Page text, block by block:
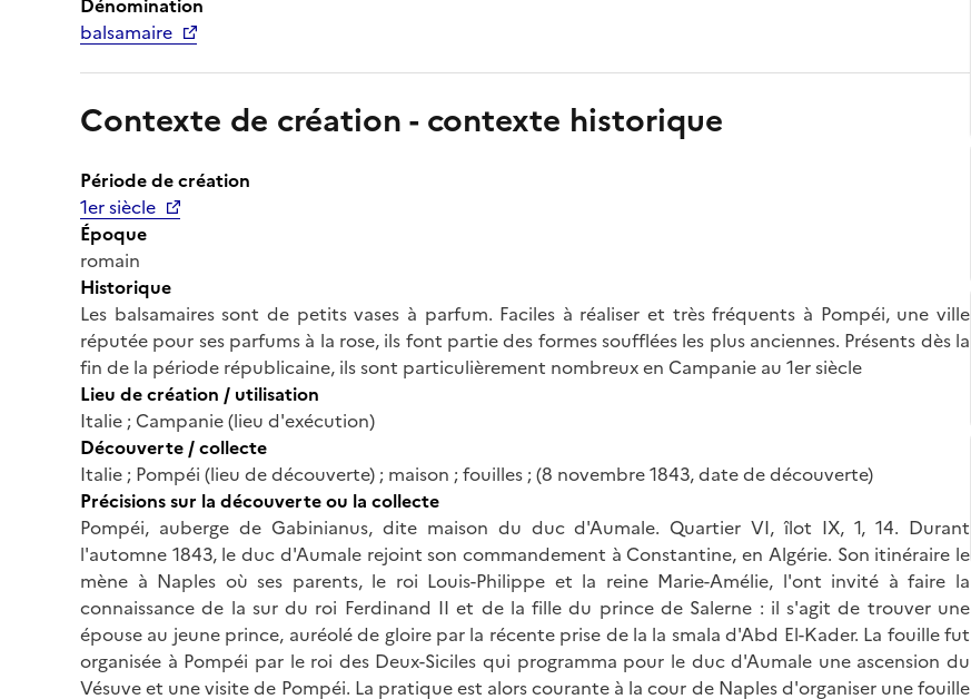
balsamaire
Contexte de création - contexte historique
Période de création
1er siècle
Époque
romain
Historique
Les balsamaires sont de petits vases à parfum. Faciles à réaliser et très fréquents à Pompéi, une ville
réputée pour ses parfums à la rose, ils font partie des formes soufflées les plus anciennes. Présents dès la
fin de la période républicaine, ils sont particulièrement nombreux en Campanie au 1er siècle
Lieu de création / utilisation
Italie ; Campanie (lieu d'exécution)
Découverte / collecte
Italie ; Pompéi (lieu de découverte) ; maison ; fouilles ; (8 novembre 1843, date de découverte)
Précisions sur la découverte ou la collecte
Pompéi, auberge de Gabinianus, dite maison du duc d'Aumale. Quartier VI, îlot IX, 1, 14. Durant
l'automne 1843, le duc d'Aumale rejoint son commandement à Constantine, en Algérie. Son itinéraire le
mène à Naples où ses parents, le roi Louis-Philippe et la reine Marie-Amélie, l'ont invité à faire la
connaissance de la sur du roi Ferdinand II et de la fille du prince de Salerne : il s'agit de trouver une
épouse au jeune prince, auréolé de gloire par la récente prise de la la smala d'Abd El-Kader. La fouille fut
organisée à Pompéi par le roi des Deux-Siciles qui programma pour le duc d'Aumale une ascension du
Vésuve et une visite de Pompéi. La pratique est alors courante à la cour de Naples d'organiser une fouille